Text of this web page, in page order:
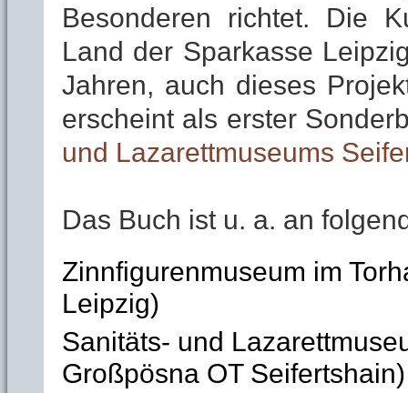
Besonderen richtet. Die
Land der Sparkasse
Jahren, auch dieses
erscheint als erster
und Lazarettmuseums
Das Buch ist u. a. an
Zinnfigurenmuseum im
Leipzig)
Sanitäts- und
Großpösna OT Seifertshain)